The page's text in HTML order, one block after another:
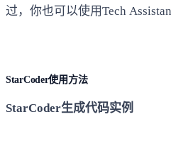
过，你也可以使用Tech
StarCoder使用方法
StarCoder生成代码实例